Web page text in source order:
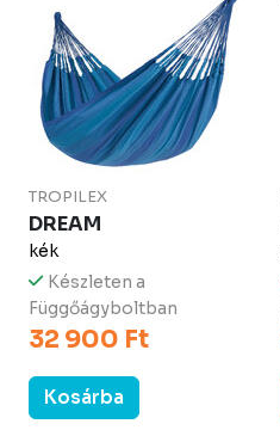
TROPILEX
DREAM
kék
Készleten a
Függőágyboltban
32 900 Ft
Kosárba